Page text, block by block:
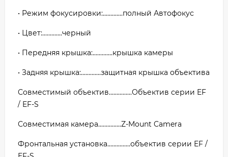
• Режим фокусировки:.............полный Автофокус
• Цвет:.............черный
• Передняя крышка:.............крышка камеры
• Задняя крышка:.............защитная крышка объектива
Совместимый объектив...............Объектив серии EF
/ EF-S
Совместимая камера...............Z-Mount Camera
Фронтальная установка...............объектив серии EF /